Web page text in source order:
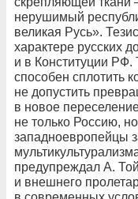
нерушимый
великая Русь».
характере русских
и в Конституции РФ.
способен сплотить
не допустить
в новое
не только Россию,
западноевропейцы
предупреждал А.
и внешнего